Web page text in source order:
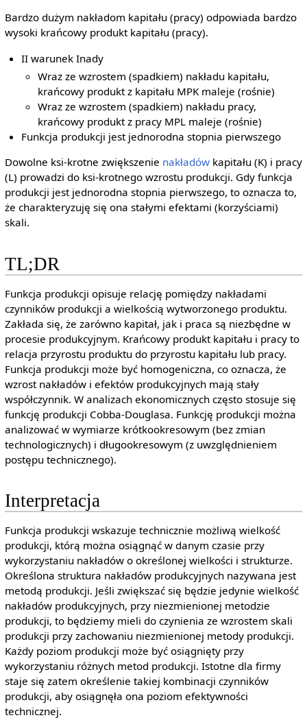
Bardzo dużym nakładom kapitału (pracy) odpowiada bardzo
wysoki krańcowy produkt kapitału (pracy).
II warunek Inady
Wraz ze wzrostem (spadkiem) nakładu kapitału,
krańcowy produkt z kapitału MPK maleje (rośnie)
Wraz ze wzrostem (spadkiem) nakładu pracy,
krańcowy produkt z pracy MPL maleje (rośnie)
Funkcja produkcji jest jednorodna stopnia pierwszego
Dowolne ksi-krotne zwiększenie nakładówkapitału (K) i pracy
(L) prowadzi do ksi-krotnego wzrostu produkcji. Gdy funkcja
produkcji jest jednorodna stopnia pierwszego, to oznacza to,
że charakteryzuję się ona stałymi efektami (korzyściami)
skali.
TL;DR
Funkcja produkcji opisuje relację pomiędzy nakładami
czynników produkcji a wielkością wytworzonego produktu.
Zakłada się, że zarówno kapitał, jak i praca są niezbędne w
procesie produkcyjnym. Krańcowy produkt kapitału i pracy to
relacja przyrostu produktu do przyrostu kapitału lub pracy.
Funkcja produkcji może być homogeniczna, co oznacza, że
wzrost nakładów i efektów produkcyjnych mają stały
współczynnik. W analizach ekonomicznych często stosuje się
funkcję produkcji Cobba-Douglasa. Funkcję produkcji można
analizować w wymiarze krótkookresowym (bez zmian
technologicznych) i długookresowym (z uwzględnieniem
postępu technicznego).
Interpretacja
Funkcja produkcji wskazuje technicznie możliwą wielkość
produkcji, którą można osiągnąć w danym czasie przy
wykorzystaniu nakładów o określonej wielkości i strukturze.
Określona struktura nakładów produkcyjnych nazywana jest
metodą produkcji. Jeśli zwiększać się będzie jedynie wielkość
nakładów produkcyjnych, przy niezmienionej metodzie
produkcji, to będziemy mieli do czynienia ze wzrostem skali
produkcji przy zachowaniu niezmienionej metody produkcji.
Każdy poziom produkcji może być osiągnięty przy
wykorzystaniu różnych metod produkcji. Istotne dla firmy
staje się zatem określenie takiej kombinacji czynników
produkcji, aby osiągnęła ona poziom efektywności
technicznej.